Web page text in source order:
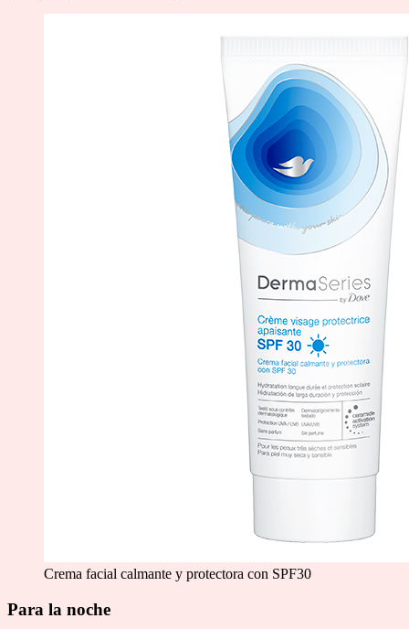
Crema facial calmante y protectora con SPF30
Para la noche